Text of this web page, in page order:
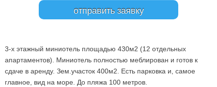
3-х этажный миниотель площадью 430м2 (12 отдельных
апартаментов). Миниотель полностью меблирован и готов к
сдаче в аренду. Зем.участок 400м2. Есть парковка и, самое
главное, вид на море. До пляжа 100 метров.